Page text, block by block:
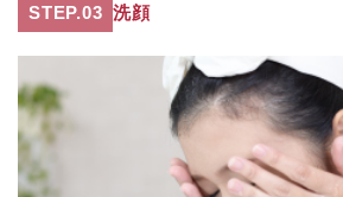
STEP.03 洗顔